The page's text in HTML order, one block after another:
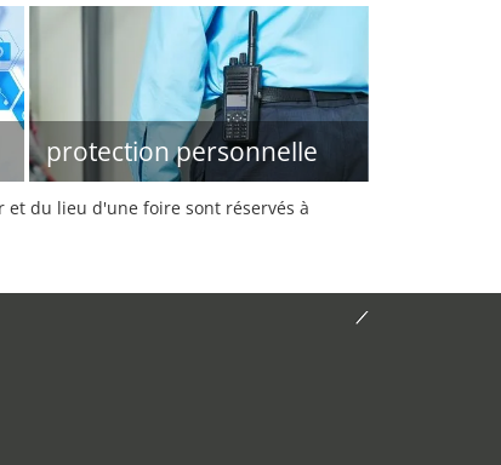
protection personnelle
et du lieu d'une foire sont réservés à